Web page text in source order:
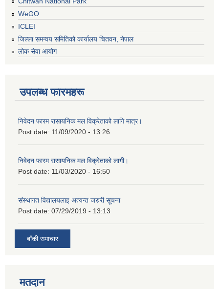
WeGO
ICLEI
जिल्ला समन्वय समितिको कार्यालय चितवन, नेपाल
लोक सेवा आयोग
उपलब्ध फारमहरू
निवेदन फारम रासायनिक मल विक्रेताको लागि मात्र।
Post date: 11/09/2020 - 13:26
निवेदन फारम रासायनिक मल विक्रेताको लागी।
Post date: 11/03/2020 - 16:50
संस्थागत विद्यालयलाइ अत्यन्त जरुरी सूचना
Post date: 07/29/2019 - 13:13
बाँकी समाचार
मतदान